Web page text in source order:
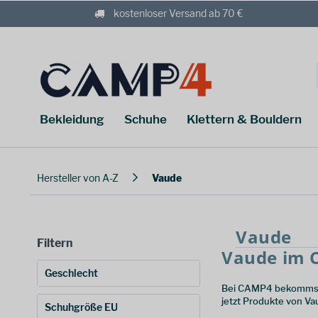
kostenloser Versand ab 70 €
Bekleidung Schuhe Klettern & Bouldern
Hersteller von A-Z Vaude
Filtern
Geschlecht
Frauen( 37 )
Schuhgröße EU
Vaude
Vaude im
Bei CAMP4
jetzt Produkte von